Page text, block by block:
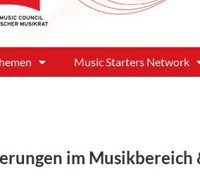
Music Starters Network
im Musikbereich